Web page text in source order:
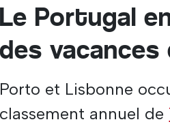
Le Portugal
des
Porto et Lisbonne
classement annuel de